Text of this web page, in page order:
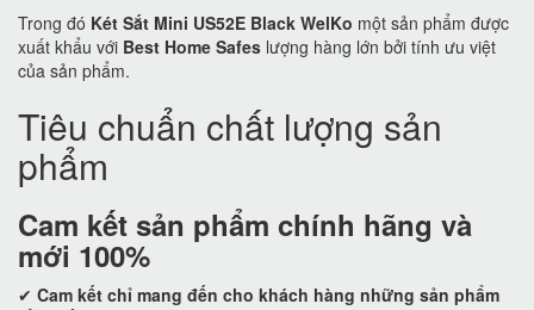
Trong đó Két Sắt Mini US52E Black WelKo một sản phẩm được
xuất khẩu với Best Home Safes lượng hàng lớn bởi tính ưu việt
của sản phẩm.
Tiêu chuẩn chất lượng sản
phẩm
Cam kết sản phẩm chính hãng và
mới 100%
✔ Cam kết chỉ mang đến cho khách hàng những sản phẩm